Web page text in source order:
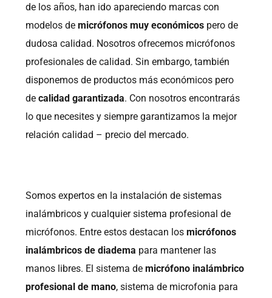
de los años, han ido apareciendo marcas con
modelos demicrófonos muy económicos pero de
dudosa calidad. Nosotros ofrecemos micrófonos
profesionales de calidad. Sin embargo, también
disponemos de productos más económicos pero
decalidad garantizada. Con nosotros encontrarás
lo que necesites y siempre garantizamos la mejor
relación calidad – precio del mercado.
Somos expertos en la instalación de sistemas
inalámbricos y cualquier sistema profesional de
micrófonos. Entre estos destacan losmicrófonos
inalámbricos de diadema para mantener las
manos libres. El sistema demicrófono inalámbrico
profesional de mano, sistema de microfonia para